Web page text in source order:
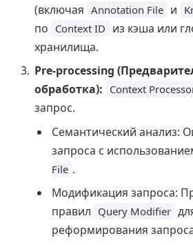
(включая Annotation File и
по Context ID из кэша или
хранилища.
Pre-processing
обработка): Context
запрос.
Семантический анализ:
запроса с
File .
Модификация запроса:
правил Query Modifier
реформирования